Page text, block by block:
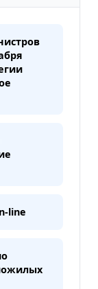
line